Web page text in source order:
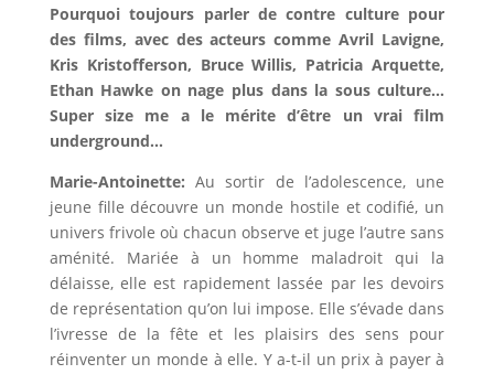
Pourquoi toujours parler de contre culture pour
des films, avec des acteurs comme Avril Lavigne,
Kris Kristofferson, Bruce Willis, Patricia Arquette,
Ethan Hawke on nage plus dans la sous culture…
Super size me a le mérite d’être un vrai film
underground…
Marie-Antoinette: Au sortir de l’adolescence, une
jeune fille découvre un monde hostile et codifié, un
univers frivole où chacun observe et juge l’autre sans
aménité. Mariée à un homme maladroit qui la
délaisse, elle est rapidement lassée par les devoirs
de représentation qu’on lui impose. Elle s’évade dans
l’ivresse de la fête et les plaisirs des sens pour
réinventer un monde à elle. Y a-t-il un prix à payer à